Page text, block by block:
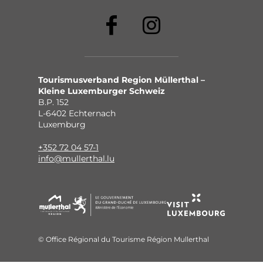
Tourismusverband Region Müllerthal –
Kleine Luxemburger Schweiz
B.P. 152
L-6402 Echternach
Luxemburg
+352 72 04 57-1
info@mullerthal.lu
© Office Régional du Tourisme Région Mullerthal